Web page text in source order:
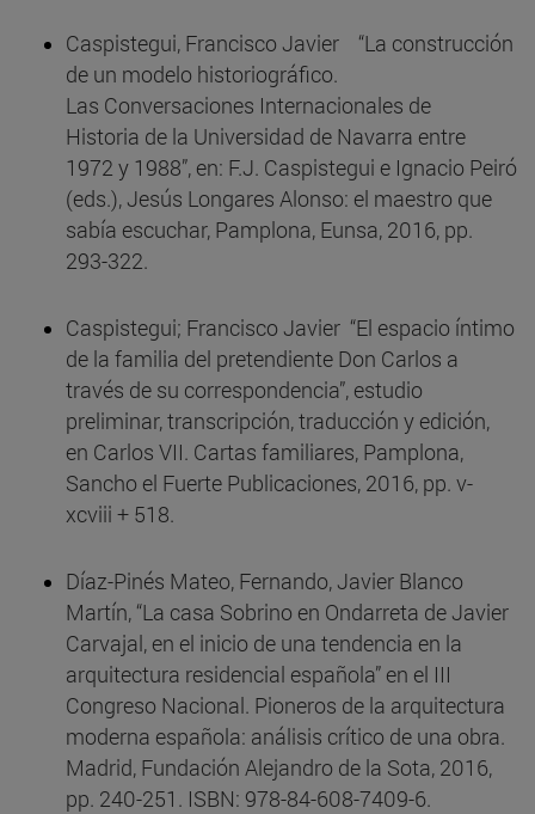
Caspistegui, Francisco Javier “La construcción
de un modelo historiográfico.
Las Conversaciones Internacionales de
Historia de la Universidad de Navarra entre
1972 y 1988”, en: F.J. Caspistegui e Ignacio Peiró
(eds.), Jesús Longares Alonso: el maestro que
sabía escuchar, Pamplona, Eunsa, 2016, pp.
293-322.
Caspistegui; Francisco Javier “El espacio íntimo
de la familia del pretendiente Don Carlos a
través de su correspondencia”, estudio
preliminar, transcripción, traducción y edición,
en Carlos VII. Cartas familiares, Pamplona,
Sancho el Fuerte Publicaciones, 2016, pp. v-
xcviii + 518.
Díaz-Pinés Mateo, Fernando, Javier Blanco
Martín, “La casa Sobrino en Ondarreta de Javier
Carvajal, en el inicio de una tendencia en la
arquitectura residencial española” en el III
Congreso Nacional. Pioneros de la arquitectura
moderna española: análisis crítico de una obra.
Madrid, Fundación Alejandro de la Sota, 2016,
pp. 240-251. ISBN: 978-84-608-7409-6.